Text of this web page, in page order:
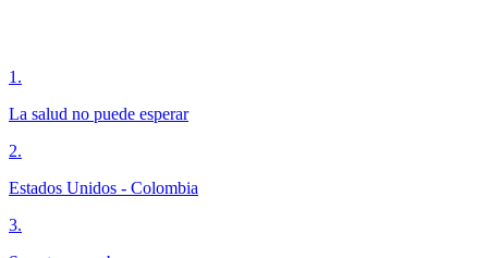
1 .
La salud no puede esperar
2.
Estados Unidos - Colombia
3.